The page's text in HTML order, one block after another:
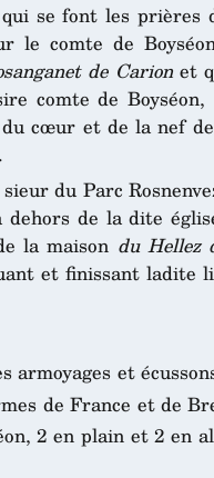
se font les prières
le comte de
de Carionet
comte de
cœur et de la nef
du Parc
de la dite
la maison du Hellez
et finissant ladite
et
de France et de
2 en plain et 2 en